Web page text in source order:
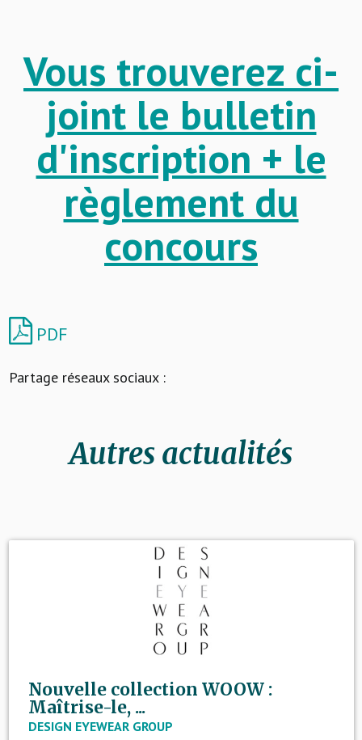
Vous trouverez ci-
joint le bulletin
d'inscription + le
règlement du
concours
PDF
Partage réseaux sociaux :
Autres actualités
Nouvelle collection WOOW :
Maîtrise-le, ...
DESIGN EYEWEAR GROUP